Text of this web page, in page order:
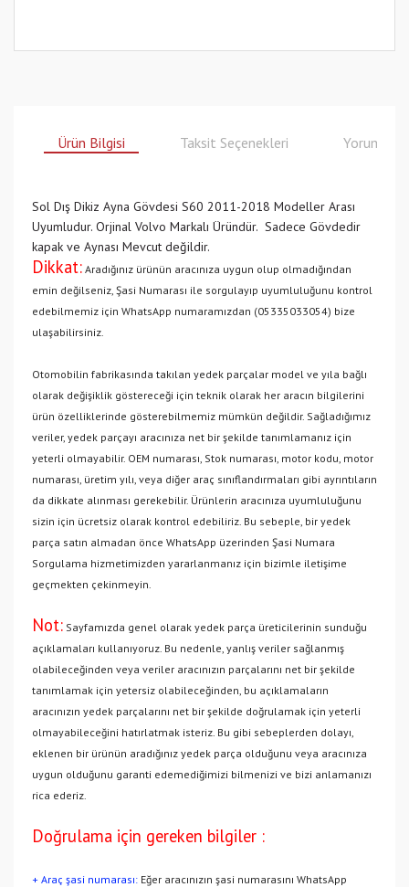
Ürün Bilgisi Taksit Seçenekleri Yorumlar
Sol Dış Dikiz Ayna Gövdesi S60 2011-2018 Modeller Arası
Uyumludur. Orjinal Volvo Markalı Üründür. Sadece Gövdedir
kapak ve Aynası Mevcut değildir.
Dikkat: Aradığınız ürünün aracınıza uygun olup olmadığından
emin değilseniz, Şasi Numarası ile sorgulayıp uyumluluğunu kontrol
edebilmemiz için WhatsApp numaramızdan (05335033054) bize
ulaşabilirsiniz.
Otomobilin fabrikasında takılan yedek parçalar model ve yıla bağlı
olarak değişiklik göstereceği için teknik olarak her aracın bilgilerini
ürün özelliklerinde gösterebilmemiz mümkün değildir. Sağladığımız
veriler, yedek parçayı aracınıza net bir şekilde tanımlamanız için
yeterli olmayabilir. OEM numarası, Stok numarası, motor kodu, motor
numarası, üretim yılı, veya diğer araç sınıflandırmaları gibi ayrıntıların
da dikkate alınması gerekebilir. Ürünlerin aracınıza uyumluluğunu
sizin için ücretsiz olarak kontrol edebiliriz. Bu sebeple, bir yedek
parça satın almadan önce WhatsApp üzerinden Şasi Numara
Sorgulama hizmetimizden yararlanmanız için bizimle iletişime
geçmekten çekinmeyin.
Not: Sayfamızda genel olarak yedek parça üreticilerinin sunduğu
açıklamaları kullanıyoruz. Bu nedenle, yanlış veriler sağlanmış
olabileceğinden veya veriler aracınızın parçalarını net bir şekilde
tanımlamak için yetersiz olabileceğinden, bu açıklamaların
aracınızın yedek parçalarını net bir şekilde doğrulamak için yeterli
olmayabileceğini hatırlatmak isteriz. Bu gibi sebeplerden dolayı,
eklenen bir ürünün aradığınız yedek parça olduğunu veya aracınıza
uygun olduğunu garanti edemediğimizi bilmenizi ve bizi anlamanızı
rica ederiz.
Doğrulama için gereken bilgiler :
+ Araç şasi numarası: Eğer aracınızın şasi numarasını WhatsApp